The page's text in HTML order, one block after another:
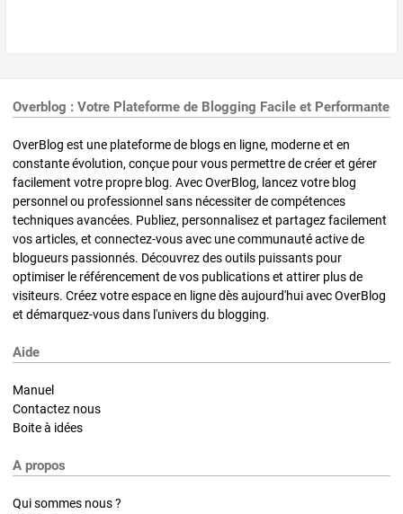
Overblog : Votre Plateforme de Blogging Facile et Performante
OverBlog est une plateforme de blogs en ligne, moderne et en
constante évolution, conçue pour vous permettre de créer et gérer
facilement votre propre blog. Avec OverBlog, lancez votre blog
personnel ou professionnel sans nécessiter de compétences
techniques avancées. Publiez, personnalisez et partagez facilement
vos articles, et connectez-vous avec une communauté active de
blogueurs passionnés. Découvrez des outils puissants pour
optimiser le référencement de vos publications et attirer plus de
visiteurs. Créez votre espace en ligne dès aujourd'hui avec OverBlog
et démarquez-vous dans l'univers du blogging.
Aide
Manuel
Contactez nous
Boite à idées
A propos
Qui sommes nous ?